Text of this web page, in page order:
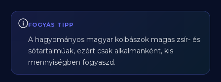
FOGYÁS TIPP
A hagyományos magyar kolbászok magas zsír- és
sótartalmúak, ezért csak alkalmanként, kis
mennyiségben fogyaszd.